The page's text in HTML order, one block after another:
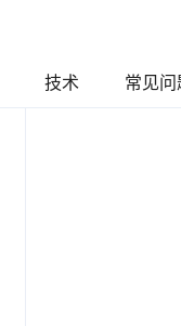
技术 常见